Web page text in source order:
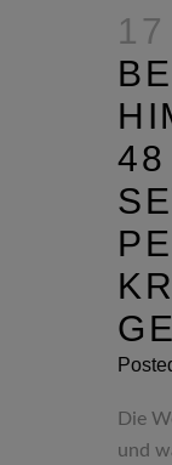
17
48
Die
und